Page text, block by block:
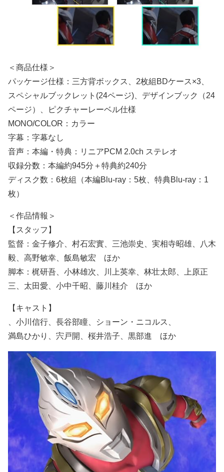
＜商品仕様＞
パッケージ仕様：三方背ボックス、2枚組BDケース×3、
スペシャルブックレット(24ページ)、デザインブック（24
ページ）、ピクチャーレーベル仕様
MONO/COLOR：カラー
字幕：字幕なし
音声：本編・特典：リニアPCM 2.0ch ステレオ
収録分数：本編約945分＋特典約240分
ディスク数：6枚組（本編Blu-ray：5枚、特典Blu-ray：1
枚）
＜作品情報＞
【スタッフ】
監督：金子修介、村石宏實、三池崇史、実相寺昭雄、八木
毅、高野敏幸、飯島敏宏 ほか
脚本：梶研吾、小林雄次、川上英幸、林壮太郎、上原正
三、太田愛、小中千昭、藤川桂介 ほか
【キャスト】
、小川信行、長谷部瞳、ショーン・ニコルス、
満島ひかり、宍戸開、桜井浩子、黒部進 ほか